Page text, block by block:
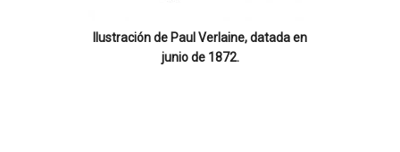
Ilustración de Paul Verlaine, datada en
junio de 1872.